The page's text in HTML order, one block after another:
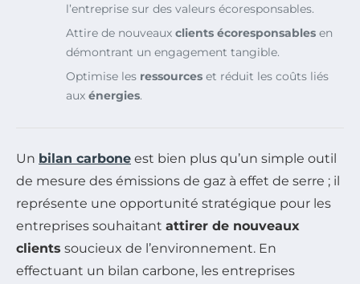
l’entreprise sur des valeurs écoresponsables.
Attire de nouveaux clients écoresponsables en
démontrant un engagement tangible.
Optimise les ressources et réduit les coûts liés
aux énergies.
Un bilan carbone est bien plus qu’un simple outil
de mesure des émissions de gaz à effet de serre ; il
représente une opportunité stratégique pour les
entreprises souhaitant attirer de nouveaux
clients soucieux de l’environnement. En
effectuant un bilan carbone, les entreprises